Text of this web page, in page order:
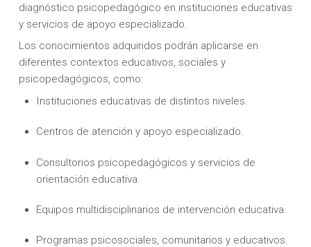
diagnóstico psicopedagógico en instituciones educativas
y servicios de apoyo especializado.
Los conocimientos adquiridos podrán aplicarse en
diferentes contextos educativos, sociales y
psicopedagógicos, como:
Instituciones educativas de distintos niveles.
Centros de atención y apoyo especializado.
Consultorios psicopedagógicos y servicios de
orientación educativa.
Equipos multidisciplinarios de intervención educativa.
Programas psicosociales, comunitarios y educativos.